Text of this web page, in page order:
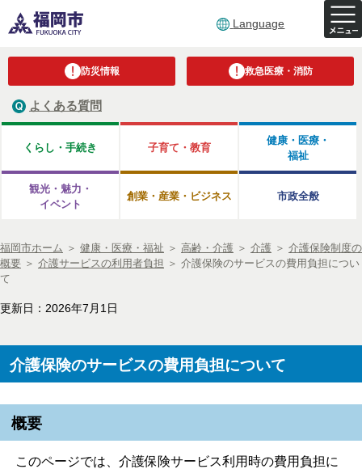
Language
防災情報 救急医療・消防
よくある質問
くらし・手続き 子育て・教育
健康・医療・
福祉
観光・魅力・
イベント
創業・産業・ビジネス 市政全般
福岡市ホーム ＞ 健康・医療・福祉 ＞ 高齢・介護 ＞ 介護 ＞ 介護保険制度の
概要 ＞ 介護サービスの利用者負担 ＞ 介護保険のサービスの費用負担につい
て
更新日：2026年7月1日
介護保険のサービスの費用負担について
概要
このページでは、介護保険サービス利用時の費用負担に